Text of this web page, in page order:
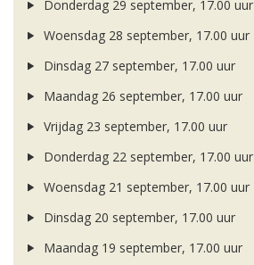
Donderdag 29 september, 17.00 uur
Woensdag 28 september, 17.00 uur
Dinsdag 27 september, 17.00 uur
Maandag 26 september, 17.00 uur
Vrijdag 23 september, 17.00 uur
Donderdag 22 september, 17.00 uur
Woensdag 21 september, 17.00 uur
Dinsdag 20 september, 17.00 uur
Maandag 19 september, 17.00 uur